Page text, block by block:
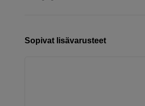
Sopivat lisävarusteet